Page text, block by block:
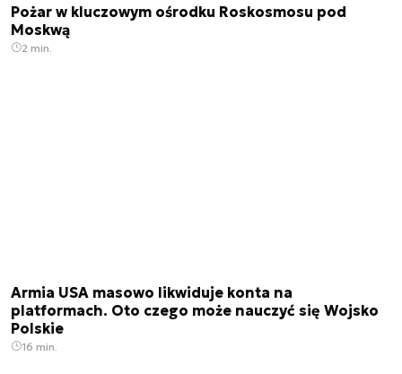
Pożar w kluczowym ośrodku Roskosmosu pod
Moskwą
2 min.
Armia USA masowo likwiduje konta na
platformach. Oto czego może nauczyć się Wojsko
Polskie
16 min.